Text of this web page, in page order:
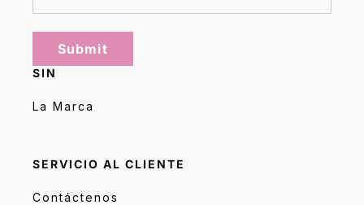
Submit
SIN
La Marca
SERVICIO AL CLIENTE
Contáctenos